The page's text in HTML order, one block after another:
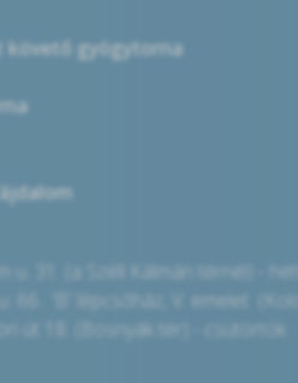
gyógytorna
u. 31. (a Széll Kálmán térnél) -
66. 'B' lépcsőház, V. emelet
út 18. (Bosnyák tér) - csütörtök